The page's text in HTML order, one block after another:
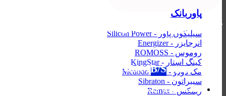
پاوربانک
سیلیکون پاور - Silicon Power
انرجایزر - Energizer
روموس - ROMOSS
کینگ استار - KingStar
مک دودو - Mcdodo
سیبراتون - Sibraton
ریمکس - Remax
کابل شارژ و انتقال داده ریمکس
سرعت انتقال: 480MB/S
هسته سیم مسی بدون اکسیژن